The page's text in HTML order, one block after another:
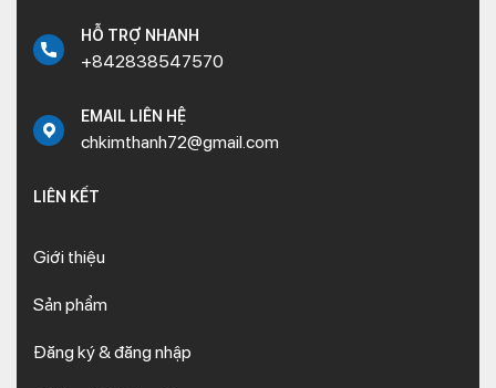
HỖ TRỢ NHANH
+842838547570
EMAIL LIÊN HỆ
chkimthanh72@gmail.com
LIÊN KẾT
Giới thiệu
Sản phẩm
Đăng ký & đăng nhập